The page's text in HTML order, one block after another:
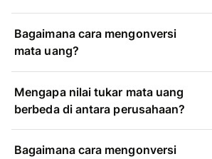
Bagaimana cara mengonversi
mata uang?
Mengapa nilai tukar mata uang
berbeda di antara perusahaan?
Bagaimana cara mengonversi